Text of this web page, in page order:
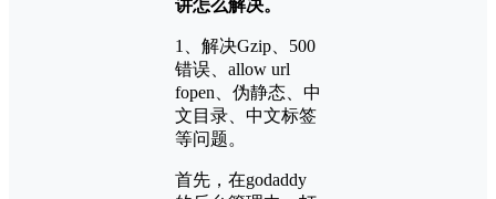
讲怎么解决。
1、解决Gzip、500
错误、allow url
fopen、伪静态、中
文目录、中文标签
等问题。
首先，在godaddy